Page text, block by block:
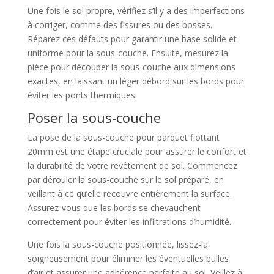
Une fois le sol propre, vérifiez s’il y a des imperfections
à corriger, comme des fissures ou des bosses.
Réparez ces défauts pour garantir une base solide et
uniforme pour la sous-couche. Ensuite, mesurez la
pièce pour découper la sous-couche aux dimensions
exactes, en laissant un léger débord sur les bords pour
éviter les ponts thermiques.
Poser la sous-couche
La pose de la sous-couche pour parquet flottant
20mm est une étape cruciale pour assurer le confort et
la durabilité de votre revêtement de sol. Commencez
par dérouler la sous-couche sur le sol préparé, en
veillant à ce qu’elle recouvre entièrement la surface.
Assurez-vous que les bords se chevauchent
correctement pour éviter les infiltrations d’humidité.
Une fois la sous-couche positionnée, lissez-la
soigneusement pour éliminer les éventuelles bulles